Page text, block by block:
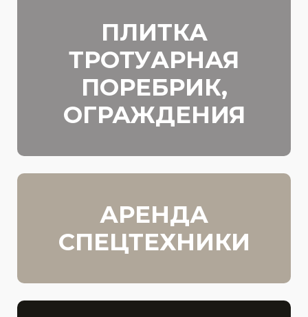
ПЛИТКА
ТРОТУАРНАЯ
ПОРЕБРИК,
ОГРАЖДЕНИЯ
АРЕНДА
СПЕЦТЕХНИКИ